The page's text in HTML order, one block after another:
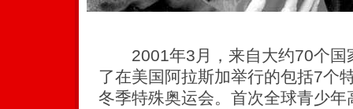
2001年3月，来自大约70个国
了在美国阿拉斯加举行的包括7个
冬季特殊奥运会。首次全球青少